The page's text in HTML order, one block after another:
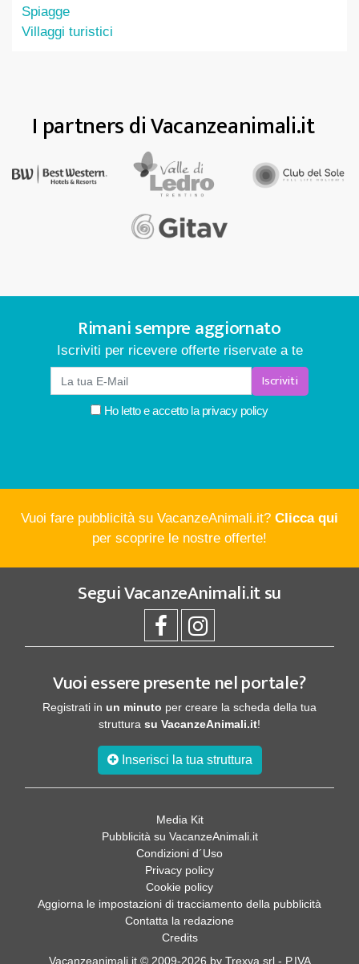
Spiagge
Villaggi turistici
I partners di Vacanzeanimali.it
Rimani sempre aggiornato
Iscriviti per ricevere offerte riservate a te
Iscriviti
Ho letto e accetto laprivacy policy
Vuoi fare pubblicità su VacanzeAnimali.it? Clicca qui
per scoprire le nostre offerte!
SeguiVacanzeAnimali.itsu
Vuoi essere presente nel portale?
Registrati in un minuto per creare la scheda della tua
struttura su VacanzeAnimali.it!
Inserisci la tua struttura
Media Kit
Pubblicità su VacanzeAnimali.it
Condizioni d´Uso
Privacy policy
Cookie policy
Aggiorna le impostazioni di tracciamento della pubblicità
Contatta la redazione
Credits
Vacanzeanimali.it © 2009-2026 by Trexya srl - P.IVA